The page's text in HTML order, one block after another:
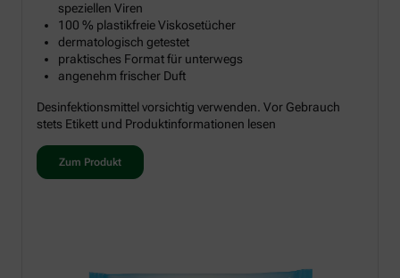
speziellen Viren
100 % plastikfreie Viskosetücher
dermatologisch getestet
praktisches Format für unterwegs
angenehm frischer Duft
Desinfektionsmittel vorsichtig verwenden. Vor Gebrauch
stets Etikett und Produktinformationen lesen
Zum Produkt